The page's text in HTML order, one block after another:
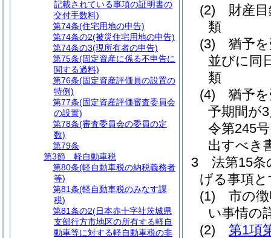
(2)
財産
類
(3)
猶予
並びに同
類
(4)
猶予
予期間が
令第245
出すべき
3
法第15
げる事項
(1)
市の
い事情の
(2)
第1項
記載されている事項の証明書の
交付手数料)
第74条(住宅用地の申告)
第74条の2(被災住宅用地の申告)
第74条の3(現所有者の申告)
第75条(固定資産に係る不申告に
関する過料)
第76条(固定資産評価員の設置の
特例)
第77条(固定資産評価審査委員会
の設置)
第78条(審査委員会の委員の定
数)
第79条
第3節
軽自動車税
第80条(軽自動車税の納税義務者
等)
第81条(軽自動車税のみなす課
税)
第81条の2(日本赤十字社茨城県
支部行方市地区の所有する軽自
動車等に対する軽自動車税の非